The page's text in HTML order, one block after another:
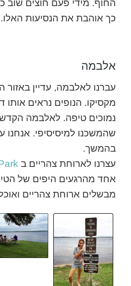
החוף. מידי פעם חוצים שוב
כך אוהבת את הנסיעות האלו.
אלבמה
עברנו לאלבמה, עדיין באזור
מקסיקו. הנופים נראים
נמוכים טיפה. לאלבמה
שהמשכנו למיסיסיפי. אנחנו
בהמשך.
עצרנו לארוחת צהריים ב
אחד מהרגעים היפים של
מבשלים ארוחת צהריים